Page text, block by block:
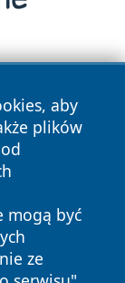
aby
plików
mogą być
ze
prawa
Polityka